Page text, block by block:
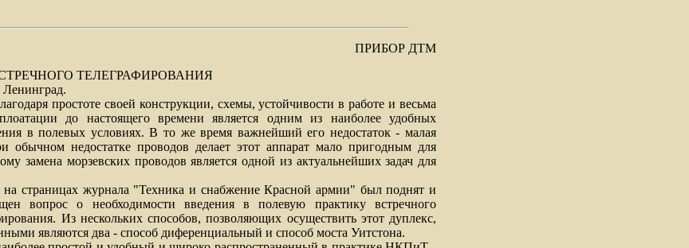
ПРИБОР ДТМ
ТЕЛЕГРАФИРОВАНИЯ
Ленинград.
простоте своей конструкции, схемы, устойчивости в работе и весьма
до настоящего времени является одним из наиболее удобных
в полевых условиях. В то же время важнейший его недостаток - малая
обычном недостатке проводов делает этот аппарат мало пригодным для
замена морзевских проводов является одной из актуальнейших задач для
журнала "Техника и снабжение Красной армии" был поднят и
вопрос о необходимости введения в полевую практику встречного
Из нескольких способов, позволяющих осуществить этот дуплекс,
являются два - способ диференциальный и способ моста Уитстона.